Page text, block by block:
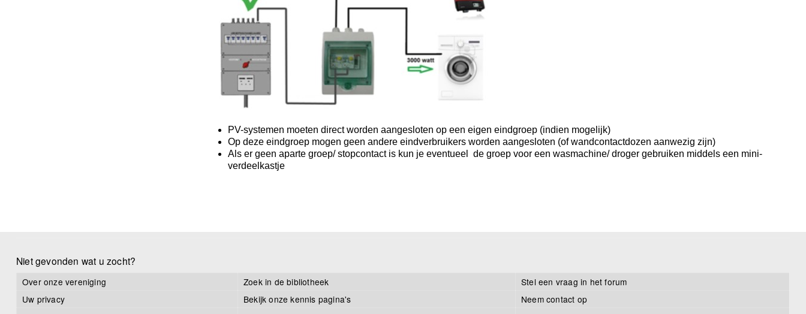
PV-systemen moeten direct worden aangesloten op een eigen eindgroep (indien mogelijk)
Op deze eindgroep mogen geen andere eindverbruikers worden aangesloten (of wandcontactdozen aanwezig zijn)
Als er geen aparte groep/ stopcontact is kun je eventueel de groep voor een wasmachine/ droger gebruiken middels een mini-
verdeelkastje
Niet gevonden wat u zocht?
Over onze vereniging Zoek in de bibliotheek
Stel een vraag in het forum
Uw privacy
Bekijk onze kennis pagina's
Neem contact op